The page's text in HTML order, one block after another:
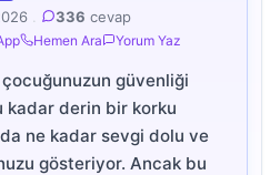
336 cevap
Hemen Ara Yorum Yaz
güvenliği
kadar derin bir korku
ne kadar sevgi dolu ve
gösteriyor. Ancak bu